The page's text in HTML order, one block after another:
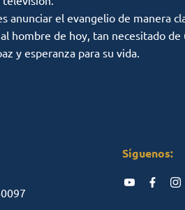
anunciar el evangelio de manera
hombre de hoy, tan necesitado de
y esperanza para su vida.
Síguenos: